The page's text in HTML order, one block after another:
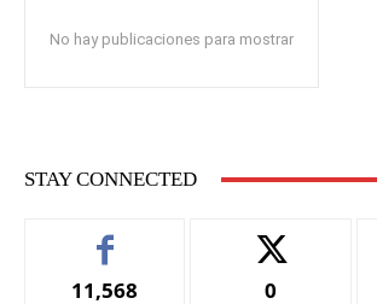
No hay publicaciones para mostrar
STAY CONNECTED
11,568 0